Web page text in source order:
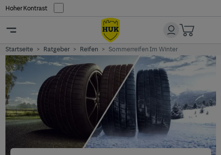
Hoher Kontrast
Startseite Ratgeber Reifen Sommerreifen Im Winter